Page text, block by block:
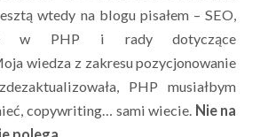
wtedy na blogu pisałem – SEO,
w PHP i rady dotyczące
wiedza z zakresu pozycjonowanie
PHP musiałbym
copywriting… sami wiecie. Nie na
polega…